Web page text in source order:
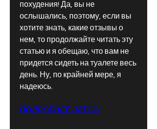
похудения! Да, вы не
ослышались, поэтому, если вы
хотите знать, какие отзывы о
нем, то продолжайте читать эту
статью и я обещаю, что вам не
придется сидеть на туалете весь
день. Ну, по крайней мере, я
надеюсь.
ПОДРОБНЕЕ ЗДЕСЬ